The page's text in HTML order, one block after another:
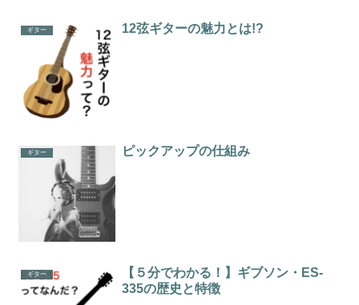
ギター 12弦ギターの魅力とは!?
ギター ピックアップの仕組み
ギター
【５分でわかる！】ギブソン・ES-
335の歴史と特徴